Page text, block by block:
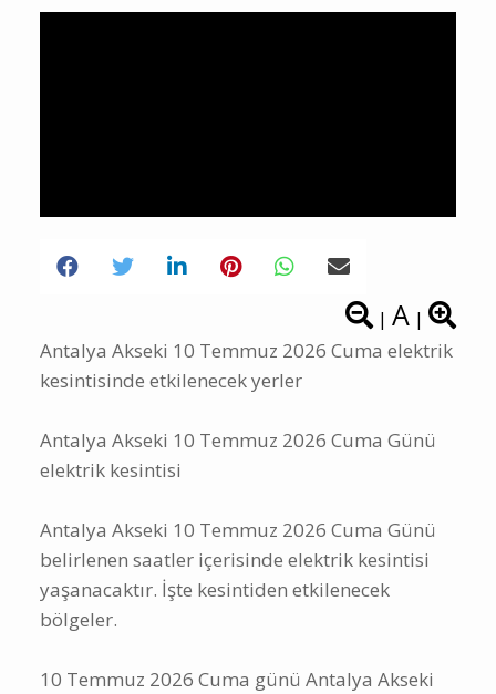
|A|
Antalya Akseki 10 Temmuz 2026 Cuma elektrik
Antalya Akseki 10 Temmuz 2026 Cuma Günü
Antalya Akseki 10 Temmuz 2026 Cuma Günü
belirlenen saatler içerisinde elektrik kesintisi
yaşanacaktır. İşte kesintiden etkilenecek